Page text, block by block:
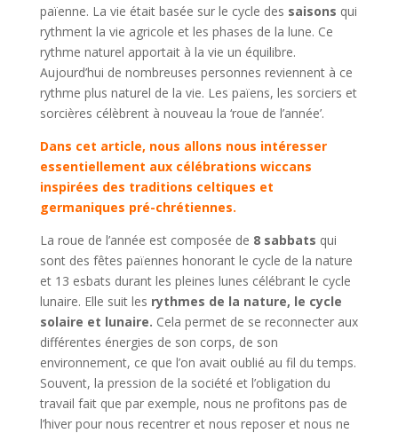
païenne. La vie était basée sur le cycle des saisons qui
rythment la vie agricole et les phases de la lune. Ce
rythme naturel apportait à la vie un équilibre.
Aujourd’hui de nombreuses personnes reviennent à ce
rythme plus naturel de la vie. Les païens, les sorciers et
sorcières célèbrent à nouveau la ‘roue de l’année’.
Dans cet article, nous allons nous intéresser
essentiellement aux célébrations wiccans
inspirées des traditions celtiques et
germaniques pré-chrétiennes.
La roue de l’année est composée de 8 sabbats qui
sont des fêtes païennes honorant le cycle de la nature
et 13 esbats durant les pleines lunes célébrant le cycle
lunaire. Elle suit les rythmes de la nature, le cycle
solaire et lunaire. Cela permet de se reconnecter aux
différentes énergies de son corps, de son
environnement, ce que l’on avait oublié au fil du temps.
Souvent, la pression de la société et l’obligation du
travail fait que par exemple, nous ne profitons pas de
l’hiver pour nous recentrer et nous reposer et nous ne